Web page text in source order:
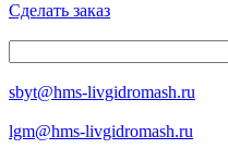
Сделать заказ
sbyt@hms-livgidromash.ru
lgm@hms-livgidromash.ru